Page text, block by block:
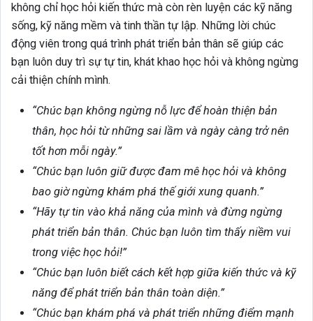
không chỉ học hỏi kiến thức mà còn rèn luyện các kỹ năng
sống, kỹ năng mềm và tinh thần tự lập. Những lời chúc
động viên trong quá trình phát triển bản thân sẽ giúp các
bạn luôn duy trì sự tự tin, khát khao học hỏi và không ngừng
cải thiện chính mình.
“Chúc bạn không ngừng nỗ lực để hoàn thiện bản
thân, học hỏi từ những sai lầm và ngày càng trở nên
tốt hơn mỗi ngày.”
“Chúc bạn luôn giữ được đam mê học hỏi và không
bao giờ ngừng khám phá thế giới xung quanh.”
“Hãy tự tin vào khả năng của mình và đừng ngừng
phát triển bản thân. Chúc bạn luôn tìm thấy niềm vui
trong việc học hỏi!”
“Chúc bạn luôn biết cách kết hợp giữa kiến thức và kỹ
năng để phát triển bản thân toàn diện.”
“Chúc bạn khám phá và phát triển những điểm mạnh